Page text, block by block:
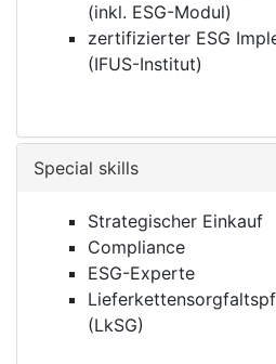
(inkl. ESG-Modul)
zertifizierter ESG
(IFUS-Institut)
Special skills
Strategischer Einkauf
Compliance
ESG-Experte
(LkSG)